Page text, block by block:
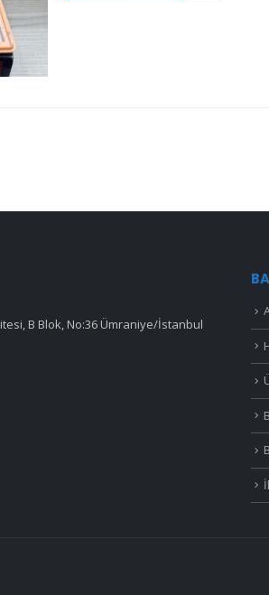
B Blok, No:36 Ümraniye/İstanbul